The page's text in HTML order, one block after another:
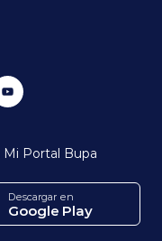
Mi Portal Bupa
Descargar en
Google Play